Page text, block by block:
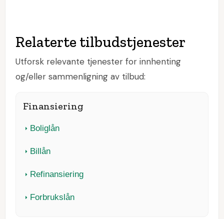
Relaterte tilbudstjenester
Utforsk relevante tjenester for innhenting
og/eller sammenligning av tilbud:
Finansiering
Boliglån
Billån
Refinansiering
Forbrukslån